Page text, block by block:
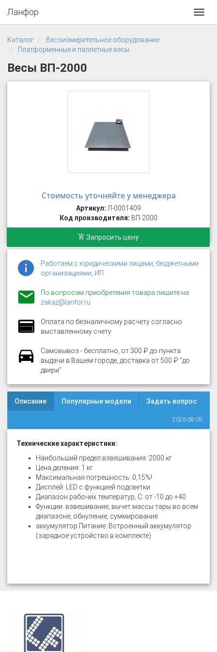
Ланфор
Каталог
Весоизмерительное оборудование
Платформенные и паллетные весы
Весы ВП-2000
Стоимость уточняйте у менеджера
Артикул: Л-0001409
Код производителя: ВП-2000
Запросить цену
Работаем с юридическими лицами, бюджетными
организациями, ИП
По вопросам приобретения товара пишите на
zakaz@lanfor.ru
Оплата по безналичному расчету согласно
выставленному счету
Самовывоз - бесплатно, от 300 ₽ до пункта
выдачи в Вашем городе, доставка от 500 ₽ "до
двери"
Описание Популярные модели Задать вопрос
2026-08-09
Технические характеристики:
Наибольший предел взвешивания: 2000 кг
Цена деления: 1 кг
Максимальная погрешность: 0,15%!
Дисплей: LED с функцией подсветки
Диапазон рабочих температур, C: от -10 до +40
Функции: взвешивание, вычет массы тары во всем
диапазоне, обнуление, суммирование
аккумулятор Питание: Встроенный аккумулятор
(зарядное устройство в комплекте)